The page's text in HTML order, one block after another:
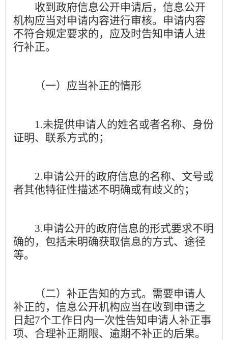
收到政府信息公开申请后，信息公开
机构应当对申请内容进行审核。申请内容
不符合规定要求的，应及时告知申请人进
行补正。
（一）应当补正的情形
1.未提供申请人的姓名或者名称、身份
证明、联系方式的；
2.申请公开的政府信息的名称、文号或
者其他特征性描述不明确或有歧义的；
3.申请公开的政府信息的形式要求不明
确的，包括未明确获取信息的方式、途径
等。
（二）补正告知的方式。 需要申请人
补正的，信息公开机构应当在收到申请之
日起7个工作日内一次性告知申请人补正事
项、合理补正期限、逾期不补正的后果。